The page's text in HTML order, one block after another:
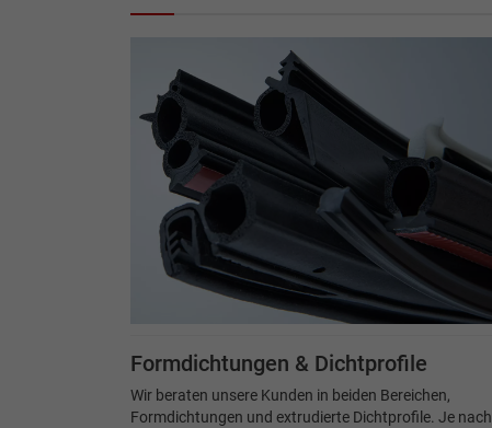
Formdichtungen & Dichtprofile
Wir beraten unsere Kunden in beiden Bereichen,
Formdichtungen und extrudierte Dichtprofile. Je nach